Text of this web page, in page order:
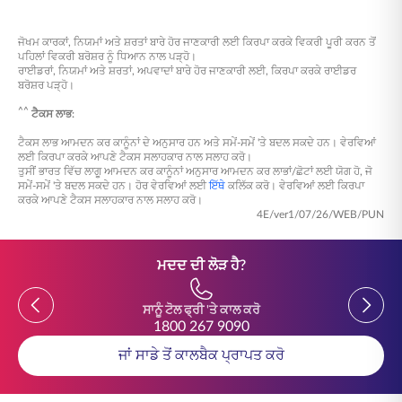
ਜੋਖਮ ਕਾਰਕਾਂ, ਨਿਯਮਾਂ ਅਤੇ ਸ਼ਰਤਾਂ ਬਾਰੇ ਹੋਰ ਜਾਣਕਾਰੀ ਲਈ ਕਿਰਪਾ ਕਰਕੇ ਵਿਕਰੀ ਪੂਰੀ ਕਰਨ ਤੋਂ
ਪਹਿਲਾਂ ਵਿਕਰੀ ਬਰੋਸ਼ਰ ਨੂੰ ਧਿਆਨ ਨਾਲ ਪੜ੍ਹੋ।
ਰਾਈਡਰਾਂ, ਨਿਯਮਾਂ ਅਤੇ ਸ਼ਰਤਾਂ, ਅਪਵਾਦਾਂ ਬਾਰੇ ਹੋਰ ਜਾਣਕਾਰੀ ਲਈ, ਕਿਰਪਾ ਕਰਕੇ ਰਾਈਡਰ
ਬਰੋਸ਼ਰ ਪੜ੍ਹੋ।
^^ ਟੈਕਸ ਲਾਭ:
ਟੈਕਸ ਲਾਭ ਆਮਦਨ ਕਰ ਕਾਨੂੰਨਾਂ ਦੇ ਅਨੁਸਾਰ ਹਨ ਅਤੇ ਸਮੇਂ-ਸਮੇਂ 'ਤੇ ਬਦਲ ਸਕਦੇ ਹਨ। ਵੇਰਵਿਆਂ
ਲਈ ਕਿਰਪਾ ਕਰਕੇ ਆਪਣੇ ਟੈਕਸ ਸਲਾਹਕਾਰ ਨਾਲ ਸਲਾਹ ਕਰੋ।
ਤੁਸੀਂ ਭਾਰਤ ਵਿੱਚ ਲਾਗੂ ਆਮਦਨ ਕਰ ਕਾਨੂੰਨਾਂ ਅਨੁਸਾਰ ਆਮਦਨ ਕਰ ਲਾਭਾਂ/ਛੋਟਾਂ ਲਈ ਯੋਗ ਹੋ, ਜੋ
ਸਮੇਂ-ਸਮੇਂ 'ਤੇ ਬਦਲ ਸਕਦੇ ਹਨ। ਹੋਰ ਵੇਰਵਿਆਂ ਲਈਇੱਥੇ ਕਲਿੱਕ ਕਰੋ। ਵੇਰਵਿਆਂ ਲਈ ਕਿਰਪਾ
ਕਰਕੇ ਆਪਣੇ ਟੈਕਸ ਸਲਾਹਕਾਰ ਨਾਲ ਸਲਾਹ ਕਰੋ।
4E/ver1/07/26/WEB/PUN
ਮਦਦ ਦੀ ਲੋੜ ਹੈ?
Previous
ਸਾਨੂੰ ਟੋਲ ਫ੍ਰੀ 'ਤੇ ਕਾਲ ਕਰੋ
1800 267 9090
Previous
ਜਾਂ ਸਾਡੇ ਤੋਂ ਕਾਲਬੈਕ ਪ੍ਰਾਪਤ ਕਰੋ